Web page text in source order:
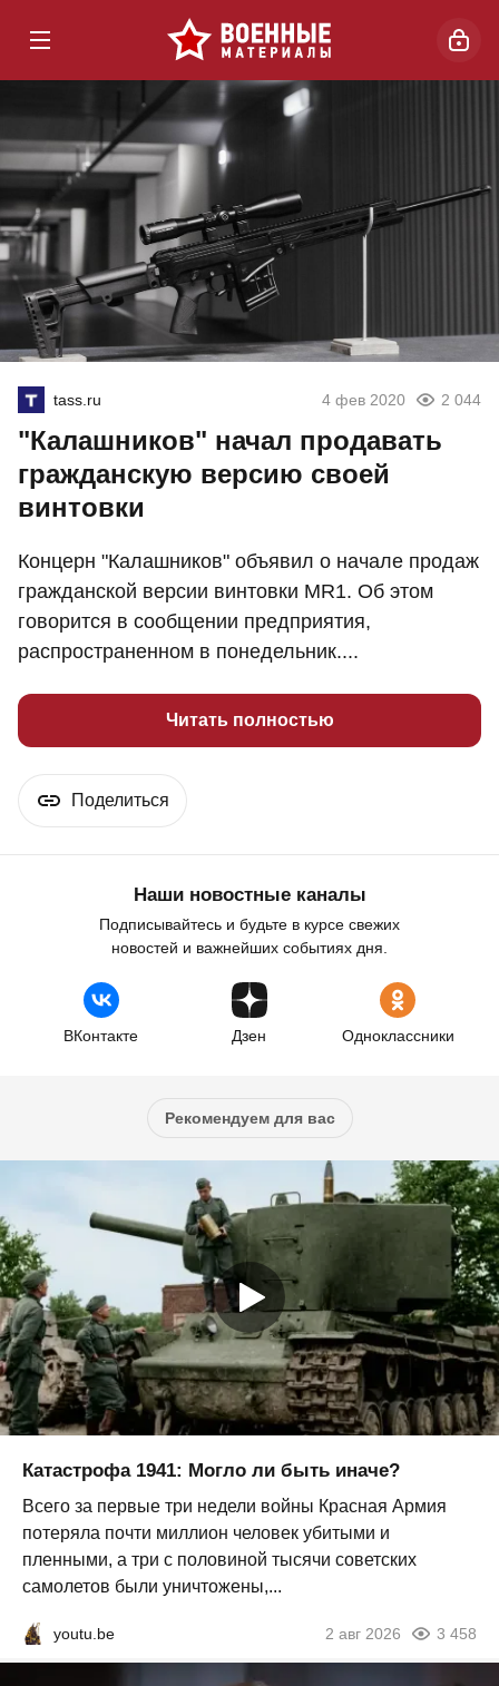
tass.ru 4 фев 2020 2 044
"Калашников" начал продавать
гражданскую версию своей
винтовки
Концерн "Калашников" объявил о начале продаж
гражданской версии винтовки MR1. Об этом
говорится в сообщении предприятия,
распространенном в понедельник....
Читать полностью
Поделиться
Наши новостные каналы
Подписывайтесь и будьте в курсе свежих
новостей и важнейших событиях дня.
ВКонтакте Дзен Одноклассники
Рекомендуем для вас
Катастрофа 1941: Могло ли быть иначе?
Всего за первые три недели войны Красная Армия
потеряла почти миллион человек убитыми и
пленными, а три с половиной тысячи советских
самолетов были уничтожены,...
youtu.be 2 авг 2026 3 458